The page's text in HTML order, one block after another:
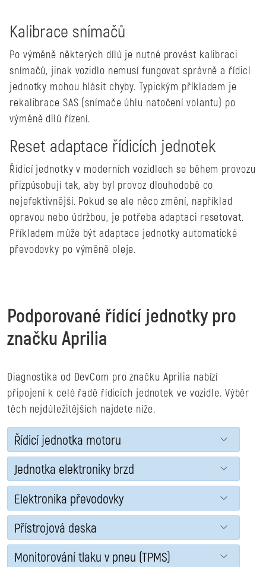
Kalibrace snímačů
Po výměně některých dílů je nutné provést kalibraci
snímačů, jinak vozidlo nemusí fungovat správně a řídicí
jednotky mohou hlásit chyby. Typickým příkladem je
rekalibrace SAS (snímače úhlu natočení volantu) po
výměně dílů řízení.
Reset adaptace řídicích jednotek
Řídicí jednotky v moderních vozidlech se během provozu
přizpůsobují tak, aby byl provoz dlouhodobě co
nejefektivnější. Pokud se ale něco změní, například
opravou nebo údržbou, je potřeba adaptaci resetovat.
Příkladem může být adaptace jednotky automatické
převodovky po výměně oleje.
Podporované řídící jednotky pro
značku Aprilia
Diagnostika od DevCom pro značku Aprilia nabízí
připojení k celé řadě řídicích jednotek ve vozidle. Výběr
těch nejdůležitějších najdete níže.
Řídicí jednotka motoru
Jednotka elektroniky brzd
Elektronika převodovky
Přístrojová deska
Monitorování tlaku v pneu (TPMS)